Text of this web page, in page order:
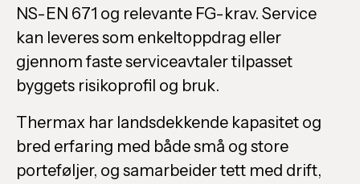
NS-EN 671 og relevante FG-krav. Service
kan leveres som enkeltoppdrag eller
gjennom faste serviceavtaler tilpasset
byggets risikoprofil og bruk.
Thermax har landsdekkende kapasitet og
bred erfaring med både små og store
porteføljer, og samarbeider tett med drift,